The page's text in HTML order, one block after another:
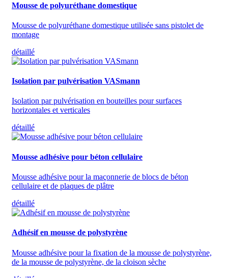
Mousse de polyuréthane domestique
Mousse de polyuréthane domestique utilisée sans pistolet de
montage
détaillé
Isolation par pulvérisation VASmann
Isolation par pulvérisation en bouteilles pour surfaces
horizontales et verticales
détaillé
Mousse adhésive pour béton cellulaire
Mousse adhésive pour la maçonnerie de blocs de béton
cellulaire et de plaques de plâtre
détaillé
Adhésif en mousse de polystyrène
Mousse adhésive pour la fixation de la mousse de polystyrène,
de la mousse de polystyrène, de la cloison sèche